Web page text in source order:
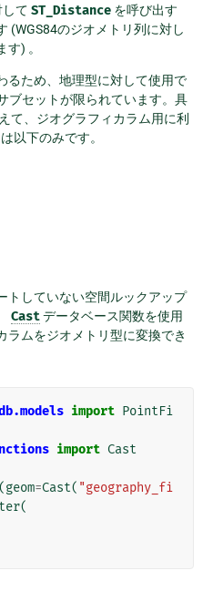
て ST_Distance を呼び出す
(WGS84のジオメトリ列に対し
) 。
るため、地理型に対して使用で
ブセットが限られています。具
て、ジオグラフィカラム用に利
以下のみです。
トしていない空間ルックアップ
Castデータベース関数を使用
ラムをジオメトリ型に変換でき
import PointFi
import Cast
(geom=Cast( "geography_fi
(